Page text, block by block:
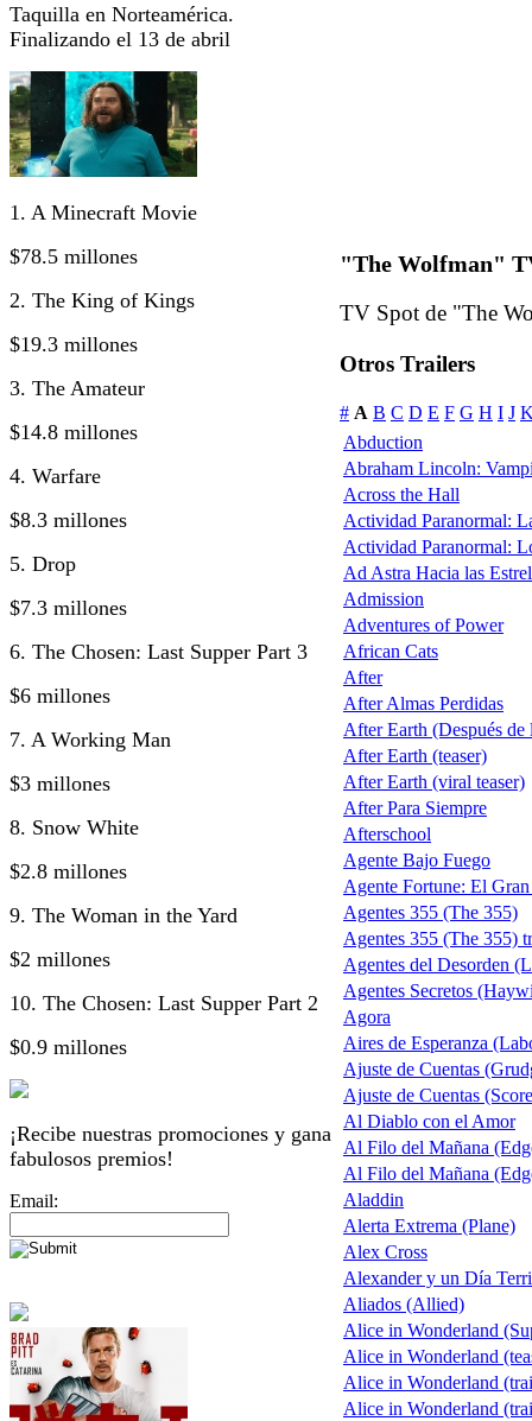
Taquilla en Norteamérica.
Finalizando el 13 de abril
1. A Minecraft Movie
$78.5 millones
2. The King of Kings
$19.3 millones
3. The Amateur
$14.8 millones
4. Warfare
$8.3 millones
5. Drop
$7.3 millones
6. The Chosen: Last Supper Part 3
$6 millones
7. A Working Man
$3 millones
8. Snow White
$2.8 millones
9. The Woman in the Yard
$2 millones
10. The Chosen: Last Supper Part 2
$0.9 millones
¡Recibe nuestras promociones y gana
fabulosos premios!
Email:
"The Wolfman"
TV Spot de "The
Otros Trailers
# A B C D E F G H I J
Abduction
Abraham Lincoln:
Across the Hall
Actividad Paranormal:
Actividad Paranormal:
Ad Astra Hacia las
Admission
Adventures of Power
African Cats
After
After Almas Perdidas
After Earth (Después de
After Earth (teaser)
After Earth (viral teaser)
After Para Siempre
Afterschool
Agente Bajo Fuego
Agente Fortune: El
Agentes 355 (The 355)
Agentes 355 (The 355)
Agentes del Desorden
Agentes Secretos
Agora
Aires de Esperanza
Ajuste de Cuentas
Ajuste de Cuentas
Al Diablo con el Amor
Al Filo del Mañana
Al Filo del Mañana
Aladdin
Alerta Extrema (Plane)
Alex Cross
Alexander y un Día
Aliados (Allied)
Alice in Wonderland
Alice in Wonderland
Alice in Wonderland
Alice in Wonderland